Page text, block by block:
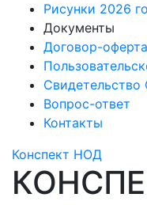
Рисунки 2026
Документы
Договор-оферта
Вопрос-ответ
Контакты
Конспект НОД